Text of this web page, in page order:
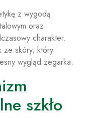
z wygodą
oraz
charakter.
ze skóry, który
wygląd zegarka.
szkło